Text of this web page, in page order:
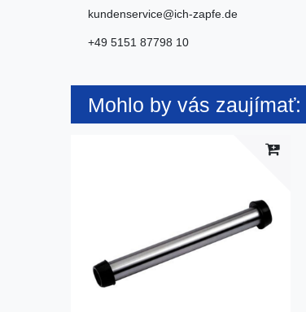
kundenservice@ich-zapfe.de
+49 5151 87798 10
Mohlo by vás zaujímať: